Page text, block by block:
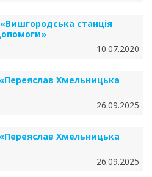
станція
10.07.2020
Хмельницька
26.09.2025
Хмельницька
26.09.2025